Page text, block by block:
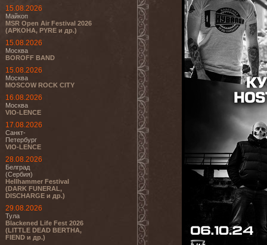
15.08.2026
Майкоп
MSR Open Air Festival 2026
(АРКОНА, PYRE и др.)
15.08.2026
Москва
BOROFF BAND
15.08.2026
Москва
MOSCOW ROCK CITY
16.08.2026
Москва
VIO-LENCE
17.08.2026
Санкт-
Петербург
VIO-LENCE
28.08.2026
Белград
(Сербия)
Hellhammer Festival
(DARK FUNERAL,
DISCHARGE и др.)
29.08.2026
Тула
Blackened Life Fest 2026
(LITTLE DEAD BERTHA,
FIEND и др.)